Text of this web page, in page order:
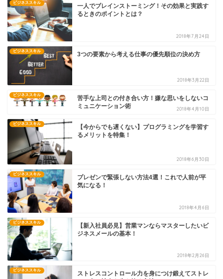
ビジネススキル
一人でブレインストーミング！その効果と実践す
るときのポイントとは？
2018年7月24日
ビジネススキル 3つの要素から考える仕事の優先順位の決め方
2018年3月22日
ビジネススキル
苦手な上司との付き合い方！嫌な思いをしないコ
ミュニケーション術
2018年4月10日
ビジネススキル
【今からでも遅くない】プログラミングを学習す
るメリットを特集！
2018年6月30日
ビジネススキル
プレゼンで緊張しない方法4選！これで人前が平
気になる！
2018年4月6日
ビジネススキル
【新入社員必見】営業マンならマスターしたいビ
ジネスメールの基本！
2018年2月26日
ビジネススキル
ストレスコントロール力を身につけ鍛えてストレ